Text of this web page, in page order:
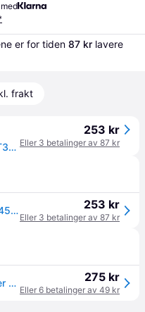
er for tiden 87 kr lavere
frakt
Media-Tech BOOMBOX BT MT3145 V2.0 - speaker - for portable use - wireless
253 kr
Eller 3 betalinger av 87 kr
Media-Tech BOOMBOX BT MT3145 V2.0 - speaker - for portable use - wireless 253 kr
Eller 3 betalinger av 87 kr
Media-Tech BoomBox BT Høyttaler - 15W, Bluetooth 275 kr
Eller 6 betalinger av 49 kr